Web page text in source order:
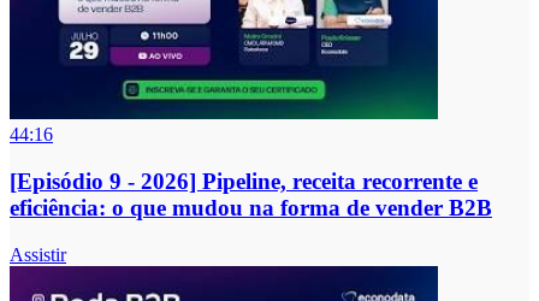
44:16
[Episódio 9 - 2026] Pipeline, receita recorrente e
eficiência: o que mudou na forma de vender B2B
Assistir